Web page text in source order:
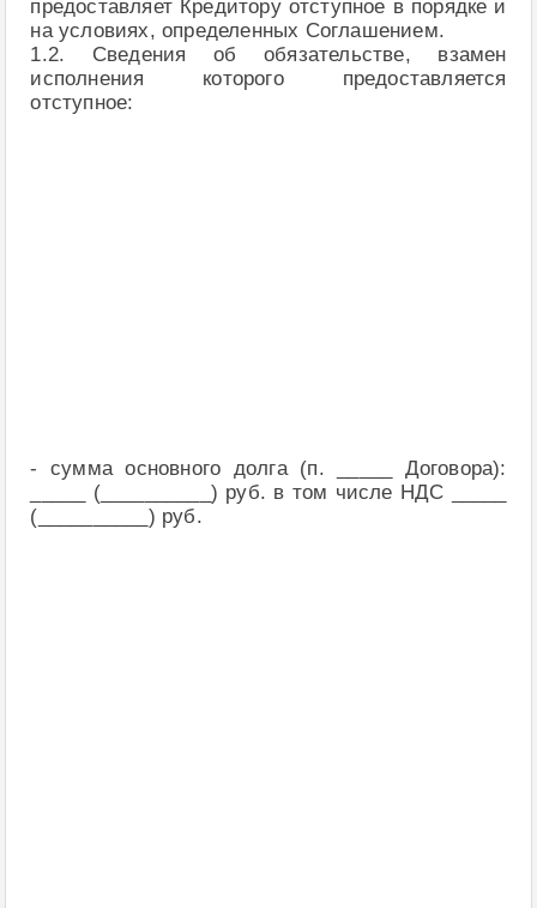
предоставляет Кредитору отступное в порядке и
на условиях, определенных Соглашением.
1.2. Сведения об обязательстве, взамен
исполнения которого предоставляется
отступное:
- сумма основного долга (п. _____ Договора):
_____ (__________) руб. в том числе НДС _____
(__________) руб.